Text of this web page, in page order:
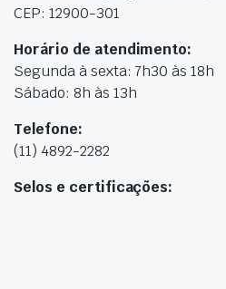
CEP: 12900-301
Horário de atendimento:
Segunda à sexta: 7h30 às 18h
Sábado: 8h às 13h
Telefone:
(11) 4892-2282
Selos e certificações: